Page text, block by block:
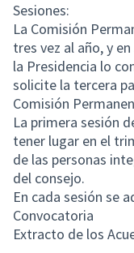
Sesiones:
La Comisión
tres vez al año, y
la Presidencia lo
solicite la tercera
Comisión
La primera sesión
tener lugar en el
de las personas
del consejo.
En cada sesión se
Convocatoria
Extracto de los